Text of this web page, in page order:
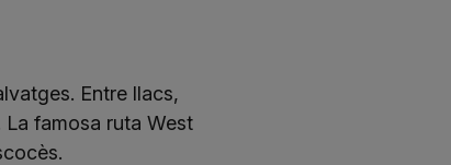
Entre llacs,
La famosa ruta West